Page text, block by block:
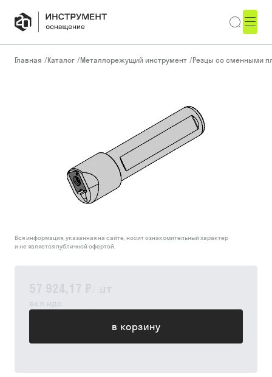
Главная /Каталог /Металлорежущий инструмент /Резцы со сменными
57 924,17 ₽ шт
вкл ндс
в корзину
Вся информация, указанная на сайте, носит ознакомительный характер
и не является публичной офертой.